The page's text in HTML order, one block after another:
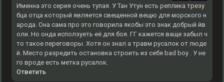
Именна это серия очень тупая. У Тан Утун есть реплика трезу
бца отца который является свещенной вещю для морского н
арода. Она сама про это говорила якобы это знак добрый йв
оли. Но онда исползуеть её для боя. ГГ кажется ваще забыл ч
то такое переговоры. Хотя он знал а травм русалок от люде
й. Место разредить остановка строить из себя bad boy . У не
го вроде есть метка русалок.
Ответить